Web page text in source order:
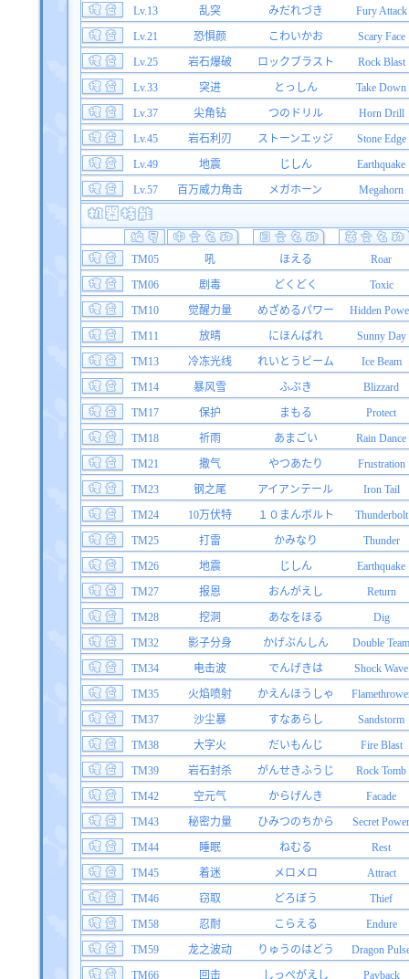
Lv.13
乱突 みだれづき
Fury Attack
Lv.21
恐惧颜 こわいかお
Scary Face
Lv.25
岩石爆破 ロックブラスト
Rock Blast
Lv.33
突进 とっしん
Take Down
Lv.37
尖角钻 つのドリル
Horn Drill
Lv.45
岩石利刃 ストーンエッジ
Stone Edge
Lv.49
地震 じしん
Earthquake
Lv.57
百万威力角击 メガホーン Megahorn
TM05 吼 ほえる
Roar
TM06
剧毒 どくどく
Toxic
TM10
觉醒力量 めざめるパワー
Hidden
TM11
放晴 にほんばれ
Sunny Day
TM13
冷冻光线 れいとうビーム
Ice Beam
TM14
暴风雪 ふぶき
Blizzard
TM17
保护 まもる
Protect
TM18
祈雨 あまごい
Rain Dance
TM21
撒气 やつあたり
Frustration
TM23
钢之尾 アイアンテール
Iron Tail
TM24
10万伏特 １０まんボルト
Thunderbolt
TM25
打雷 かみなり
Thunder
TM26
地震 じしん
Earthquake
TM27
报恩 おんがえし
Return
TM28
挖洞 あなをほる
Dig
TM32
影子分身 かげぶんしん
Double Team
TM34
电击波 でんげきは
Shock Wave
TM35
火焰喷射 かえんほうしゃ
TM37
沙尘暴 すなあらし
Sandstorm
TM38
大字火 だいもんじ
Fire Blast
TM39
岩石封杀 がんせきふうじ
Rock Tomb
TM42
空元气 からげんき
Facade
TM43
秘密力量 ひみつのちから
Secret Power
TM44
睡眠 ねむる
Rest
TM45
着迷 メロメロ
Attract
TM46
窃取 どろぼう
Thief
TM58
忍耐 こらえる
Endure
TM59
龙之波动 りゅうのはどう
Dragon
TM66
回击 しっぺがえし Payback